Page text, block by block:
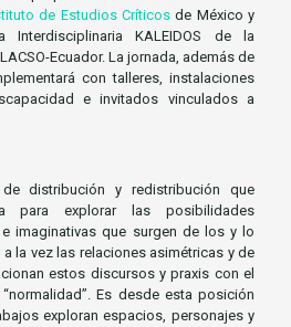
de Estudios Críticos de México y
KALEIDOS de la
Ecuador. La jornada, además de
con talleres, instalaciones
e invitados vinculados a
distribución y redistribución que
para explorar las posibilidades
imaginativas que surgen de los y lo
la vez las relaciones asimétricas y de
estos discursos y praxis con el
Es desde esta posición
exploran espacios, personajes y